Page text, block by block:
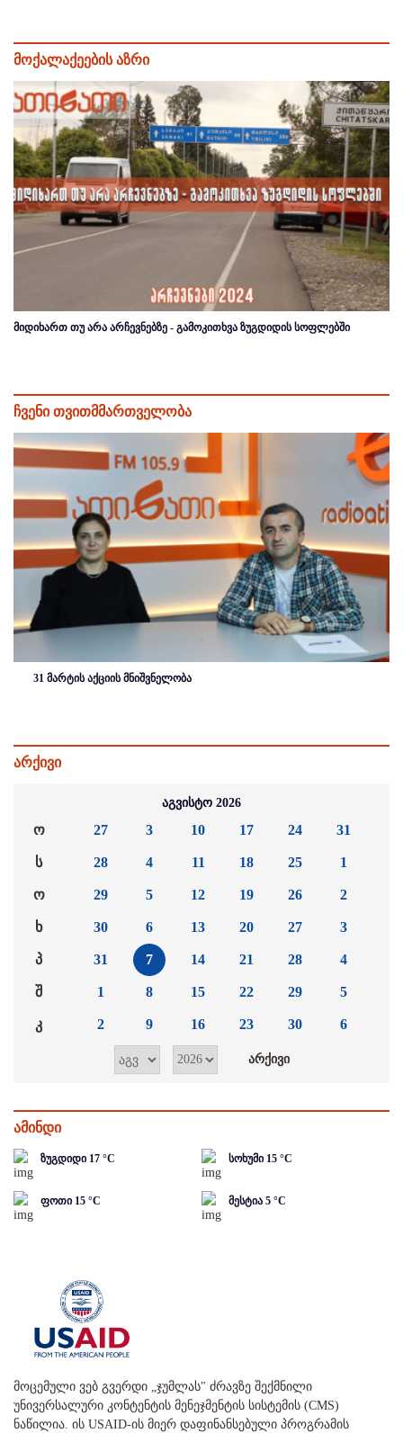
მოქალაქეების აზრი
მიდიხართ თუ არა არჩევნებზე - გამოკითხვა ზუგდიდის სოფლებში
ჩვენი თვითმმართველობა
31 მარტის აქციის მნიშვნელობა
არქივი
აგვისტო 2026
ო
ს
ო
ხ
პ
შ
კ
27
28
29
30
31
1
2
3
4
5
6
7
8
9
10
11
12
13
14
15
16
17
18
19
20
21
22
23
24
25
26
27
28
29
30
31
1
2
3
4
5
6
ამინდი
ზუგდიდი 17 °C სოხუმი 15 °C
ფოთი 15 °C მესტია 5 °C
მოცემული ვებ გვერდი „ჯუმლას" ძრავზე შექმნილი
უნივერსალური კონტენტის მენეჯმენტის სისტემის (CMS)
ნაწილია. ის USAID-ის მიერ დაფინანსებული პროგრამის